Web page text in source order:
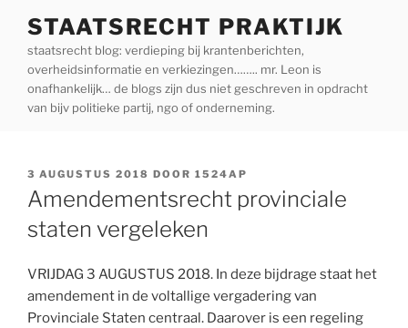
inhoud
STAATSRECHT PRAKTIJK
staatsrecht blog: verdieping bij krantenberichten,
overheidsinformatie en verkiezingen…….. mr. Leon is
onafhankelijk… de blogs zijn dus niet geschreven in opdracht
van bijv politieke partij, ngo of onderneming.
GEPLAATST
OP
3 AUGUSTUS 2018 DOOR 1524AP
Amendementsrecht provinciale
staten vergeleken
VRIJDAG 3 AUGUSTUS 2018. In deze bijdrage staat het
amendement in de voltallige vergadering van
Provinciale Staten centraal. Daarover is een regeling